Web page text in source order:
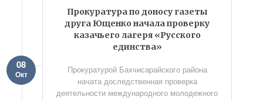
Прокуратура по доносу газеты
друга Ющенко начала проверку
казачьего лагеря «Русского
единства»
08
Окт
Прокуратурой Бахчисарайского района
начата доследственная проверка
деятельности международного молодежного